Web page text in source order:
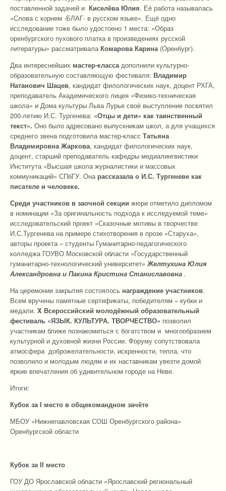
поставленной задачей и Киселёва Юлия. Её работа называлась
«Слова с корнем -БЛАГ- в русском языке». Ещё одно
исследование тоже было удостоено 1 места: «Образ
оренбургского пухового платка в произведениях русской
литературы» рассматривала Комарова Карина (Оренбург).
Два интереснейших мастер-класса дополнили культурно-
образовательную составляющую фестиваля: Владимир
Натанович Шацев, кандидат филологических наук, доцент РХГА,
преподаватель Академического лицея «Физико-техническая
школа» и Дома культуры Льва Лурье своё выступление посвятил
200-летию И.С. Тургенева: «Отцы и дети» как таинственный
текст». Оно было адресовано выпускникам школ, а для учащихся
среднего звена подготовила мастер-класс Татьяна
Владимировна Жаркова, кандидат филологических наук,
доцент, старший преподаватель кафедры медиалингвистики
Института «Высшая школа журналистики и массовых
коммуникаций» СПбГУ. Она рассказала о И.С. Тургеневе как
писателе и человеке.
Среди участников в заочной секции жюри отметило дипломом
в номинации «За оригинальность подхода к исследуемой теме»
исследовательский проект «Сказочные мотивы в творчестве
И.С.Тургенева на примере стихотворения в прозе «Старуха»,
авторы проекта – студенты Гуманитарно-педагогического
колледжа ГОУВО Московской области «Государственный
гуманитарно-технологический университет» Желтухина Юлия
Александровна и Пакина Кристина Станиславовна .
На церемонии закрытия состоялось награждение участников.
Всем вручены памятные сертификаты, победителям – кубки и
медали. X Всероссийский молодёжный образовательный
фестиваль «ЯЗЫК. КУЛЬТУРА. ТВОРЧЕСТВО» позволил
участникам ближе познакомиться с богатством и многообразием
культурной и духовной жизни России. Форуму сопутствовала
атмосфера доброжелательности, искренности, тепла, что
позволило и молодым людям и их наставникам увезти домой
яркие впечатления об удивительном городе на Неве.
Итоги:
Кубок за I место в общекомандном зачёте
МБОУ «Нижнепавловская СОШ Оренбургского района»
Оренбургской области
Кубок за II место
ГОУ ДО Ярославской области «Ярославский региональный